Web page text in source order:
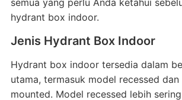
semua yang perlu Anda ketahui
hydrant box indoor.
Jenis Hydrant Box Indoor
Hydrant box indoor tersedia dalam
utama, termasuk model recessed
mounted. Model recessed lebih